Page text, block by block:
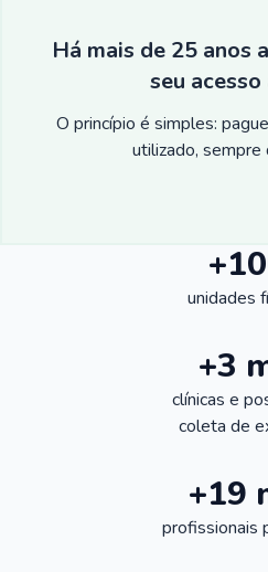
Há mais de 25 anos
seu acesso
O princípio é simples:
utilizado, sempre
unidades
+3
clínicas e
coleta de
+19
profissionais